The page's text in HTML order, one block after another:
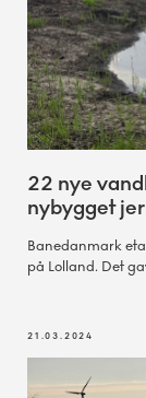
22 nye
nybygget
Banedanmark
på Lolland. Det
21.03.2024